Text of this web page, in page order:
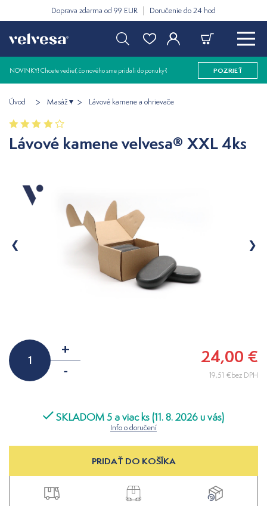
Doprava zdarma od 99 EUR Doručenie do 24 hod
NOVINKY! Chcete vedieť, čo nového sme pridali do ponuky? POZRIEŤ
Úvod Masáž Lávové kamene a ohrievače
Lávové kamene velvesa® XXL 4ks
+
-
24,00 €
19,51 €bez DPH
SKLADOM 5 a viac ks (11. 8. 2026 u vás)
Info o doručení
PRIDAŤ DO KOŠÍKA